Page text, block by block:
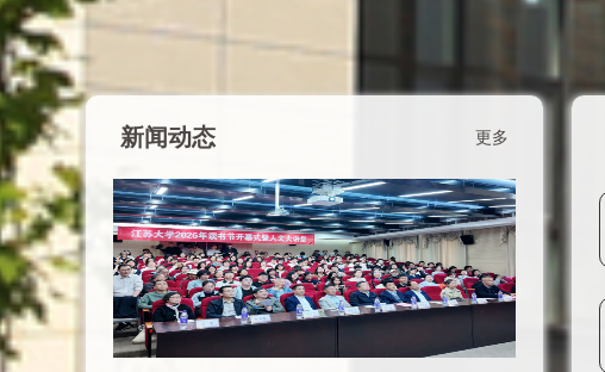
新闻动态 更多